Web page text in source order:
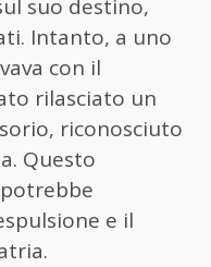
suo destino,
Intanto, a uno
con il
rilasciato un
riconosciuto
Questo
e il